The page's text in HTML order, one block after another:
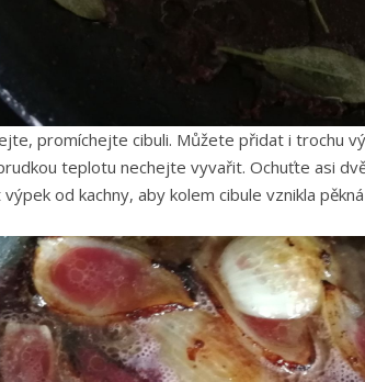
promíchejte cibuli. Můžete přidat i trochu
teplotu nechejte vyvařit. Ochuťte asi
od kachny, aby kolem cibule vznikla